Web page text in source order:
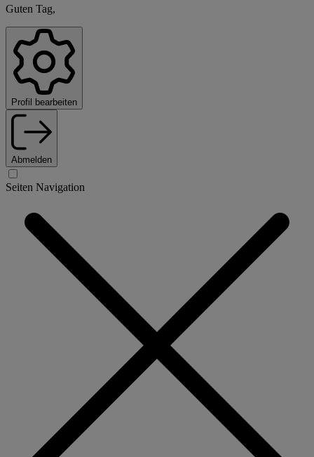
Guten Tag,
Profil bearbeiten
Abmelden
Seiten Navigation